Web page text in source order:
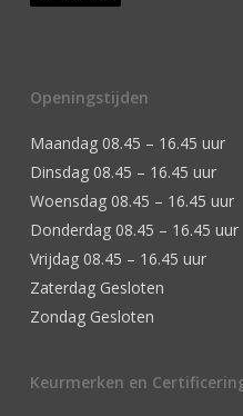
Openingstijden
Maandag 08.45 – 16.45 uur
Dinsdag 08.45 – 16.45 uur
Woensdag 08.45 – 16.45 uur
Donderdag 08.45 – 16.45 uur
Vrijdag 08.45 – 16.45 uur
Zaterdag Gesloten
Zondag Gesloten
Keurmerken en